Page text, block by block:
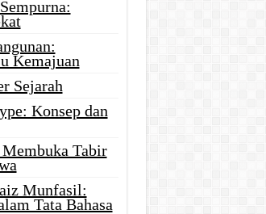
Kemajuan
Sejarah
Konsep dan
Tabir
Munfasil:
Tata Bahasa